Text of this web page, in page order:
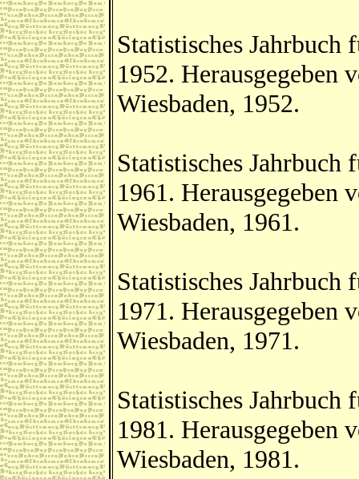
Statistisches
1952. Herausgegeben
Wiesbaden, 1952.
Statistisches
1961. Herausgegeben
Wiesbaden, 1961.
Statistisches
1971. Herausgegeben
Wiesbaden, 1971.
Statistisches
1981. Herausgegeben
Wiesbaden, 1981.